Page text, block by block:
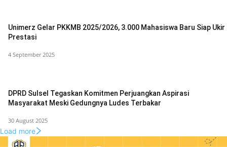
Unimerz Gelar PKKMB 2025/2026, 3.000 Mahasiswa Baru Siap Ukir
Prestasi
4 September 2025
DPRD Sulsel Tegaskan Komitmen Perjuangkan Aspirasi
Masyarakat Meski Gedungnya Ludes Terbakar
30 August 2025
Load more